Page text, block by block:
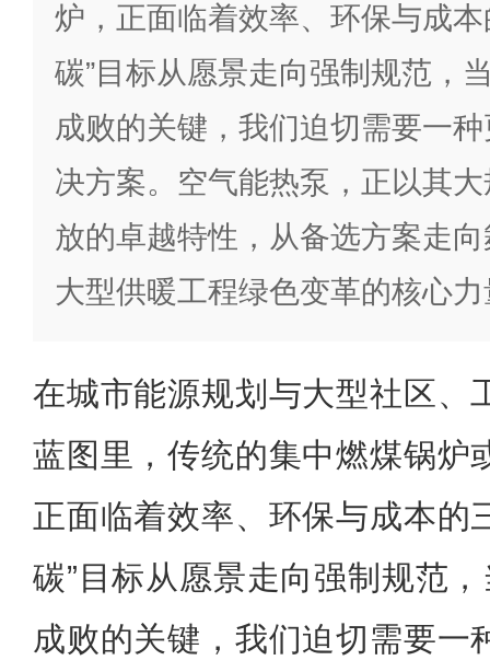
炉，正面临着效率、环保与成
碳”目标从愿景走向强制规范，
成败的关键，我们迫切需要一
决方案。空气能热泵，正以其
放的卓越特性，从备选方案走
大型供暖工程绿色变革的核心
在城市能源规划与大型社区、
蓝图里，传统的集中燃煤锅炉
正面临着效率、环保与成本的
碳”目标从愿景走向强制规范
成败的关键，我们迫切需要一